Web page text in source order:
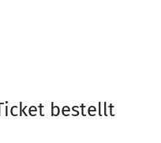
bestellt